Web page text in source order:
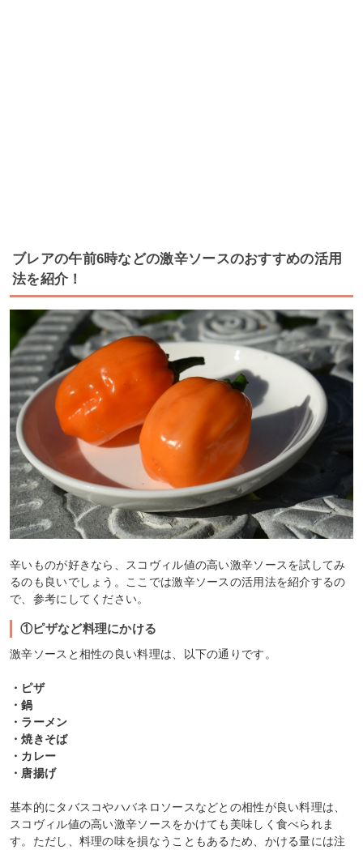
ブレアの午前6時などの激辛ソースのおすすめの活用
法を紹介！
辛いものが好きなら、スコヴィル値の高い激辛ソースを試してみ
るのも良いでしょう。ここでは激辛ソースの活用法を紹介するの
で、参考にしてください。
①ピザなど料理にかける
激辛ソースと相性の良い料理は、以下の通りです。
・ピザ
・鍋
・ラーメン
・焼きそば
・カレー
・唐揚げ
基本的にタバスコやハバネロソースなどとの相性が良い料理は、
スコヴィル値の高い激辛ソースをかけても美味しく食べられま
す。ただし、料理の味を損なうこともあるため、かける量には注